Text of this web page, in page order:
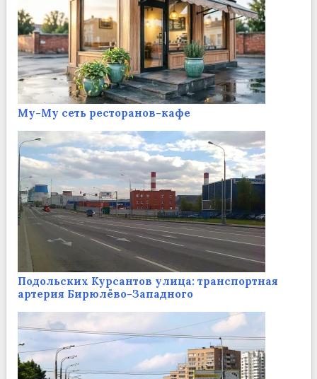
Му-Му сеть ресторанов-кафе
Подольских Курсантов улица: транспортная
артерия Бирюлёво-Западного